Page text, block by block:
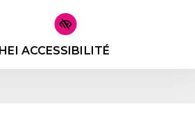
ACCESSIBILITÉ